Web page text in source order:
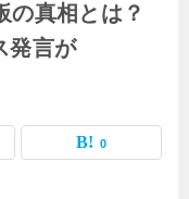
の真相とは？
発言が
0